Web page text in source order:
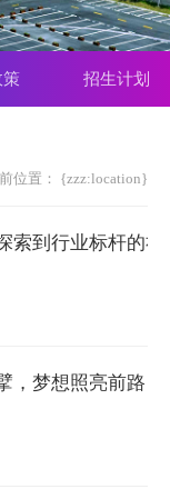
策 招生计划
位置： {zzz:location}
索到行业标杆的社
，梦想照亮前路